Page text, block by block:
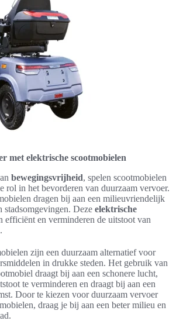
met elektrische scootmobielen
bewegingsvrijheid, spelen scootmobielen
rol in het bevorderen van duurzaam vervoer.
dragen bij aan een milieuvriendelijk
stadsomgevingen. Deze elektrische
efficiënt en verminderen de uitstoot van
zijn een duurzaam alternatief voor
in drukke steden. Het gebruik van
draagt bij aan een schonere lucht,
te verminderen en draagt bij aan een
Door te kiezen voor duurzaam vervoer
draag je bij aan een beter milieu en